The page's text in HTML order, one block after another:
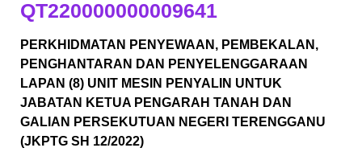
QT220000000009641
PERKHIDMATAN PENYEWAAN, PEMBEKALAN,
PENGHANTARAN DAN PENYELENGGARAAN
LAPAN (8) UNIT MESIN PENYALIN UNTUK
JABATAN KETUA PENGARAH TANAH DAN
GALIAN PERSEKUTUAN NEGERI TERENGGANU
(JKPTG SH 12/2022)